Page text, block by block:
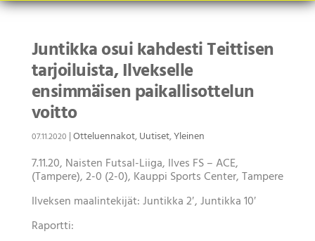
Juntikka osui kahdesti Teittisen
tarjoiluista, Ilvekselle
ensimmäisen paikallisottelun
voitto
07.11.2020 |Otteluennakot,Uutiset,Yleinen
7.11.20, Naisten Futsal-Liiga, Ilves FS – ACE,
(Tampere), 2-0 (2-0), Kauppi Sports Center, Tampere
Ilveksen maalintekijät: Juntikka 2′, Juntikka 10′
Raportti: